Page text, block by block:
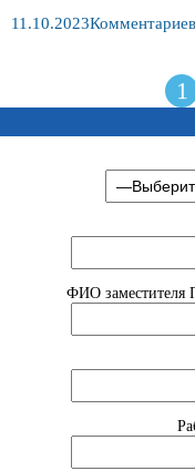
11.10.2023
1
ФИО заместителя